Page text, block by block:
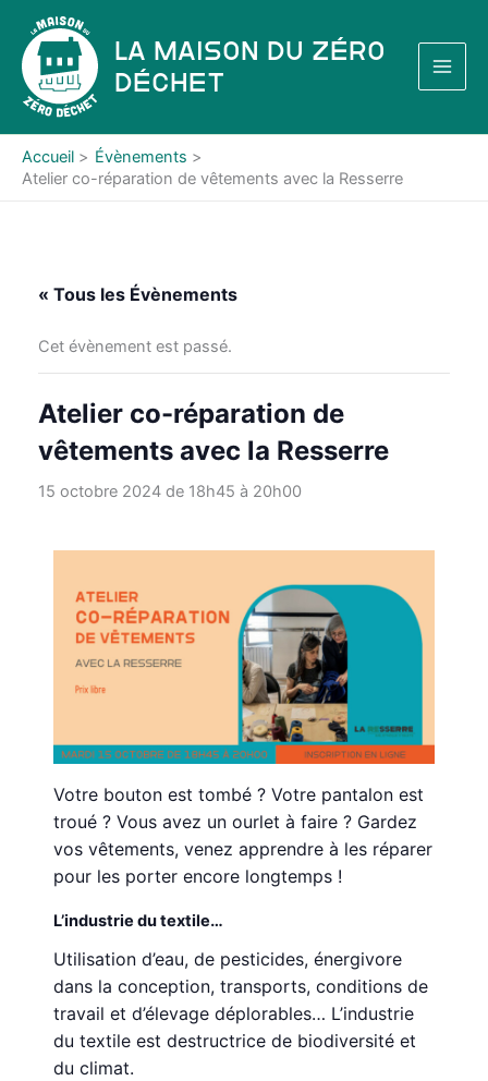
contenu
La Maison du Zéro
Déchet
Accueil
Évènements
Atelier co-réparation de vêtements avec la Resserre
« Tous les Évènements
Cet évènement est passé.
Atelier co-réparation de
vêtements avec la Resserre
15 octobre 2024 de 18h45 à 20h00
Votre bouton est tombé ? Votre pantalon est
troué ? Vous avez un ourlet à faire ? Gardez
vos vêtements, venez apprendre à les réparer
pour les porter encore longtemps !
L’industrie du textile…
Utilisation d’eau, de pesticides, énergivore
dans la conception, transports, conditions de
travail et d’élevage déplorables… L’industrie
du textile est destructrice de biodiversité et
du climat.